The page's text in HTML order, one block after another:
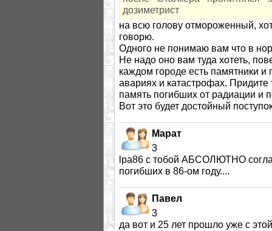
дозиметрист
на всю голову отмороженный,
говорю.
Одного не понимаю вам что в
Не надо оно вам туда хотеть,
каждом городе есть памятники
авариях и катастрофах. Придите
память погибших от радиации и
Вот это будет достойный
Марат
3
lpa86 с тобой АБСОЛЮТНО
погибших в 86-ом году....
Павел
3
да вот и 25 лет прошло уже с